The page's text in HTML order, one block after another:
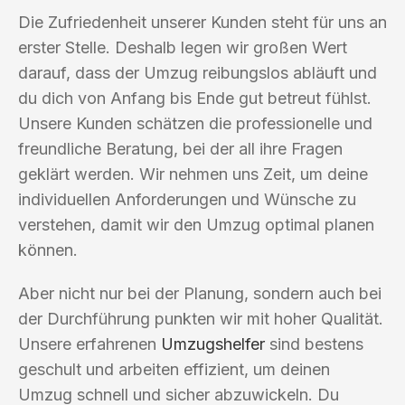
Die Zufriedenheit unserer Kunden steht für uns an
erster Stelle. Deshalb legen wir großen Wert
darauf, dass der Umzug reibungslos abläuft und
du dich von Anfang bis Ende gut betreut fühlst.
Unsere Kunden schätzen die professionelle und
freundliche Beratung, bei der all ihre Fragen
geklärt werden. Wir nehmen uns Zeit, um deine
individuellen Anforderungen und Wünsche zu
verstehen, damit wir den Umzug optimal planen
können.
Aber nicht nur bei der Planung, sondern auch bei
der Durchführung punkten wir mit hoher Qualität.
Unsere erfahrenen Umzugshelfer sind bestens
geschult und arbeiten effizient, um deinen
Umzug schnell und sicher abzuwickeln. Du